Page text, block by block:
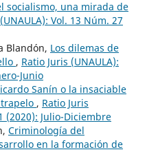
socialismo, una mirada de
Vol. 13 Núm. 27
Blandón, Los dilemas de
, Ratio Juris (UNAULA):
Junio
Sanín o la insaciable
, Ratio Juris
(2020): Julio-Diciembre
Criminología del
en la formación de